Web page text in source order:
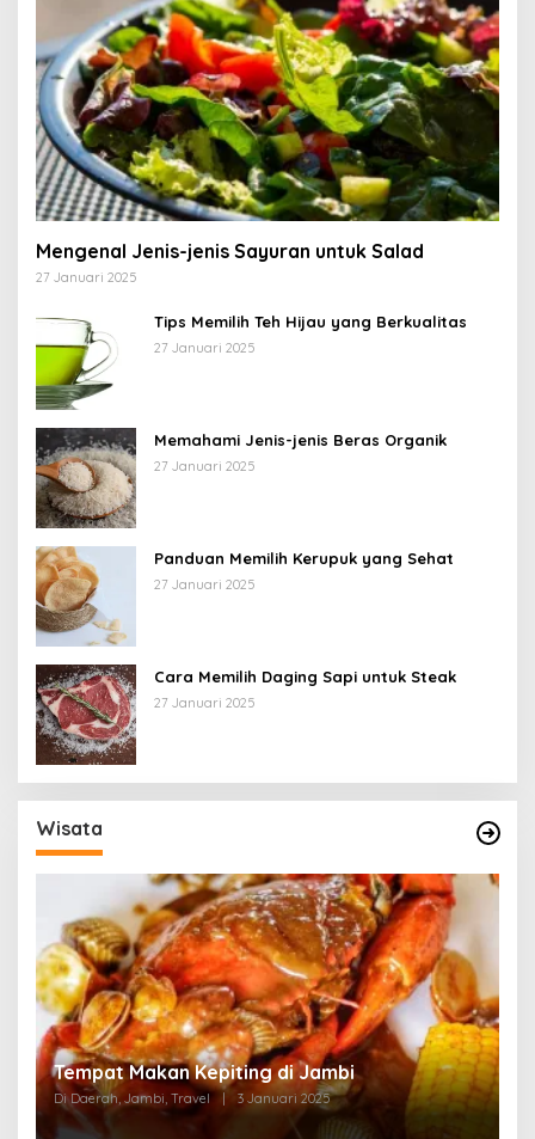
Mengenal Jenis-jenis Sayuran untuk Salad
27 Januari 2025
Tips Memilih Teh Hijau yang Berkualitas
27 Januari 2025
Memahami Jenis-jenis Beras Organik
27 Januari 2025
Panduan Memilih Kerupuk yang Sehat
27 Januari 2025
Cara Memilih Daging Sapi untuk Steak
27 Januari 2025
Wisata
Tempat Makan di Thehok Jambi
Di Daerah, Jambi, Travel 3 Januari 2025